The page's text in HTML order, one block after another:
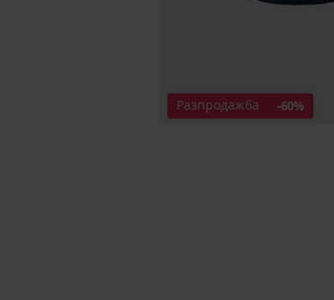
Разпродажба -60%